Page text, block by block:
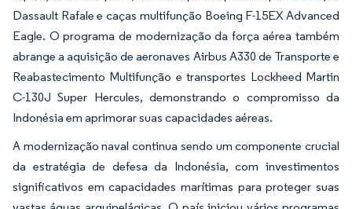
Dassault Rafale e caças multifunção Boeing F-15EX Advanced
Eagle. O programa de modernização da força aérea também
abrange a aquisição de aeronaves Airbus A330 de Transporte e
Reabastecimento Multifunção e transportes Lockheed Martin
C-130J Super Hercules, demonstrando o compromisso da
Indonésia em aprimorar suas capacidades aéreas.
A modernização naval continua sendo um componente crucial
da estratégia de defesa da Indonésia, com investimentos
significativos em capacidades marítimas para proteger suas